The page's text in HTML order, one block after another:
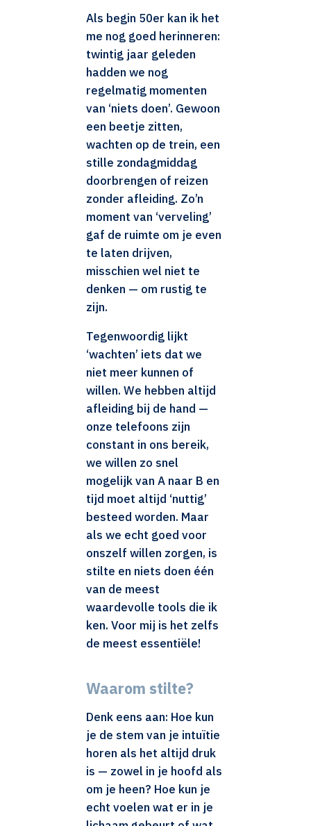
Als begin 50er kan ik het
me nog goed herinneren:
twintig jaar geleden
hadden we nog
regelmatig momenten
van ‘niets doen’. Gewoon
een beetje zitten,
wachten op de trein, een
stille zondagmiddag
doorbrengen of reizen
zonder afleiding. Zo’n
moment van ‘verveling’
gaf de ruimte om je even
te laten drijven,
misschien wel niet te
denken — om rustig te
zijn.
Tegenwoordig lijkt
‘wachten’ iets dat we
niet meer kunnen of
willen. We hebben altijd
afleiding bij de hand —
onze telefoons zijn
constant in ons bereik,
we willen zo snel
mogelijk van A naar B en
tijd moet altijd ‘nuttig’
besteed worden. Maar
als we echt goed voor
onszelf willen zorgen, is
stilte en niets doen één
van de meest
waardevolle tools die ik
ken. Voor mij is het zelfs
de meest essentiële!
Waarom stilte?
Denk eens aan: Hoe kun
je de stem van je intuïtie
horen als het altijd druk
is — zowel in je hoofd als
om je heen? Hoe kun je
echt voelen wat er in je